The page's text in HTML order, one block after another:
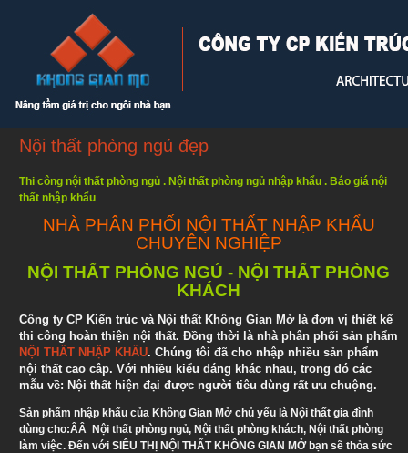
Nội thất phòng ngủ đẹp
Thi công nội thất phòng ngủ . Nội thất phòng ngủ nhập khẩu . Báo giá nội
thất nhập khẩu
NHÀ PHÂN PHỐI NỘI THẤT NHẬP KHẨU
CHUYÊN NGHIỆP
NỘI THẤT PHÒNG NGỦ - NỘI THẤT PHÒNG
KHÁCH
Công ty CP Kiến trúc và Nội thất Không Gian Mở là đơn vị thiết kế
thi công hoàn thiện nội thất. Đồng thời là nhà phân phối sản phẩm
NỘI THẤT NHẬP KHẨU. Chúng tôi đã cho nhập nhiều sản phẩm
nội thất cao câp. Với nhiều kiểu dáng khác nhau, trong đó các
mẫu về: Nội thất hiện đại được người tiêu dùng rất ưu chuộng.
Sản phẩm nhập khẩu của Không Gian Mở chủ yếu là Nội thất gia đình
dùng cho:ÂÂ Nội thất phòng ngủ, Nội thất phòng khách, Nội thất phòng
làm việc. Đến với SIÊU THỊ NỘI THẤT KHÔNG GIAN MỞ bạn sẽ thỏa sức